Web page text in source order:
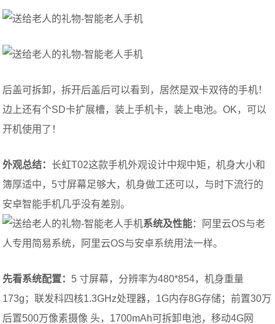
后盖可拆卸，拆开后盖后可以看到，居然是双卡双待的手机！
边上还有个SD卡扩展槽，装上手机卡，装上电池。OK，可以
开机使用了！
外观总结： 长虹T02这款手机外观设计中规中矩，机身大小和
簿厚适中，5寸屏幕足够大，机身做工还可以，与时下流行的
安卓智能手机几乎没有差别。
系统及性能：阿里云OS与老
人专用简易系统，阿里云OS与安卓系统用法一样。
先看系统配置： 5 寸屏幕，分辨率为480*854，机身重量
173g；联发科四核1.3GHz处理器，1G内存8G存储；前置30万
后置500万像素摄像 头，1700mAh可拆卸电池，移动4G网